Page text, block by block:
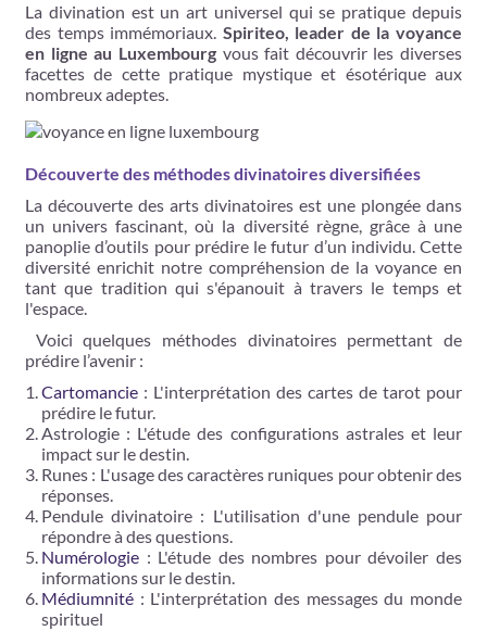
La divination est un art universel qui se pratique depuis
des temps immémoriaux. Spiriteo, leader de la voyance
en ligne au Luxembourgvous fait découvrir les diverses
facettes de cette pratique mystique et ésotérique aux
nombreux adeptes.
Découverte des méthodes divinatoires diversifiées
La découverte des arts divinatoires est une plongée dans
un univers fascinant, où la diversité règne, grâce à une
panoplie d’outils pour prédire le futur d’un individu. Cette
diversité enrichit notre compréhension de la voyance en
tant que tradition qui s'épanouit à travers le temps et
l'espace.
Voici quelques méthodes divinatoires permettant de
prédire l’avenir :
Cartomancie : L'interprétation des cartes de tarot pour
prédire le futur.
Astrologie : L'étude des configurations astrales et leur
impact sur le destin.
Runes : L'usage des caractères runiques pour obtenir des
réponses.
Pendule divinatoire : L'utilisation d'une pendule pour
répondre à des questions.
Numérologie : L'étude des nombres pour dévoiler des
informations sur le destin.
Médiumnité : L'interprétation des messages du monde
spirituel